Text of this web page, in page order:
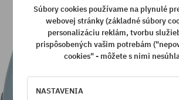
Súbory cookies používame na plynulé
webovej stránky (základné súbory
personalizáciu reklám, tvorbu
prispôsobených vašim potrebám
cookies" - môžete s nimi
NASTAVENIA